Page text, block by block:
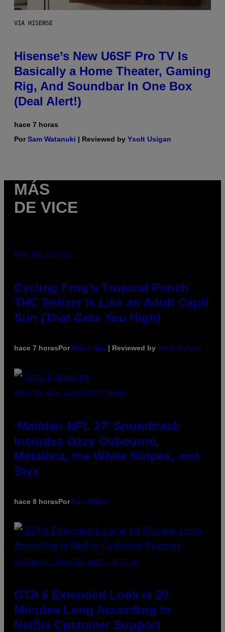
VIA HISENSE
Hisense’s New U6SF Pro TV Is
Basically a Home Theater, Gaming
Rig, And Soundbar In One Box
(Deal Alert!)
hace 7 horas
PorSam Watanuki | Reviewed by Ysolt Usigan
MÁS
DE VICE
MAHA HAQ FOR VICE
Cycling Frog’s Tropical Punch
THC Seltzer Is Like an Adult Capri
Sun (That Gets You High)
hace 7 horasPor Maha Haq | Reviewed by Ysolt Usigan
PHOTO BY NICK LAHAM/GETTY IMAGES
‘Madden NFL 27’ Soundtrack
Includes Ozzy Osbourne,
Metallica, the White Stripes, and
Styx
hace 8 horasPor Dan Milam
SCREENSHOT: ROCKSTAR GAMES, NETFLIX
GTA 6 Extended Look is 20
Minutes Long According to
Netflix Customer Support